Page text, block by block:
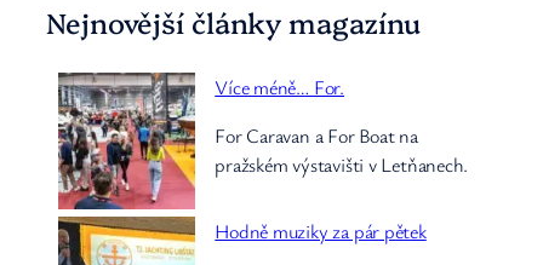
Nejnovější články magazínu
Více méně… For.
For Caravan a For Boat na
pražském výstavišti v Letňanech.
Hodně muziky za pár pětek